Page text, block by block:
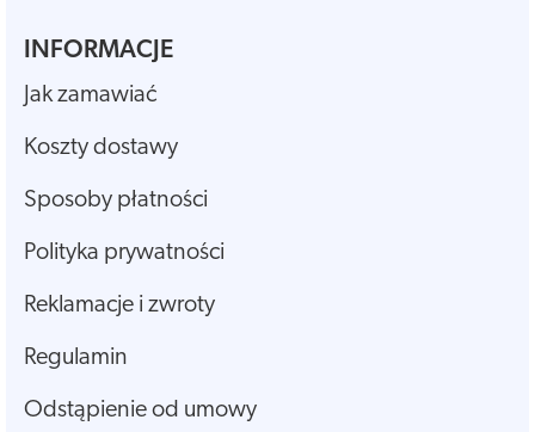
INFORMACJE
Jak zamawiać
Koszty dostawy
Sposoby płatności
Polityka prywatności
Reklamacje i zwroty
Regulamin
Odstąpienie od umowy